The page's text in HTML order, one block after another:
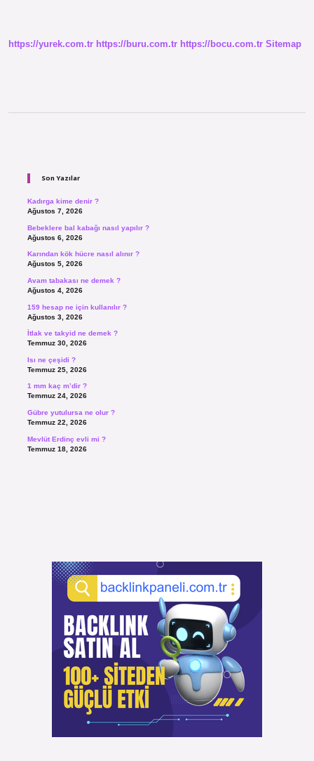
https://yurek.com.tr https://buru.com.tr https://bocu.com.tr Sitemap
Son Yazılar
Kadırga kime denir ?
Ağustos 7, 2026
Bebeklere bal kabağı nasıl yapılır ?
Ağustos 6, 2026
Karından kök hücre nasıl alınır ?
Ağustos 5, 2026
Avam tabakası ne demek ?
Ağustos 4, 2026
159 hesap ne için kullanılır ?
Ağustos 3, 2026
İtlak ve takyid ne demek ?
Temmuz 30, 2026
Isı ne çeşidi ?
Temmuz 25, 2026
1 mm kaç m’dir ?
Temmuz 24, 2026
Gübre yutulursa ne olur ?
Temmuz 22, 2026
Mevlüt Erdinç evli mi ?
Temmuz 18, 2026